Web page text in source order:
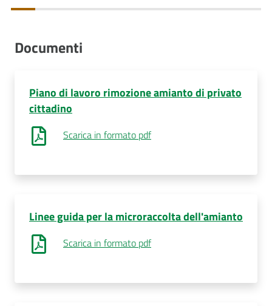
Come
per...
Strutture
territorio
Costruiamo
Salute
Documenti
Piano di lavoro rimozione amianto di privato
cittadino
Scarica in formato pdf
Linee guida per la microraccolta dell'amianto
Scarica in formato pdf